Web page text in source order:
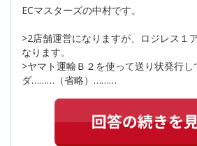
ECマスターズの中村です。
>2店舗運営になりますが、ロジレス１
なります。
>ヤマト運輸Ｂ２を使って送り状発行
ダ………（省略）………